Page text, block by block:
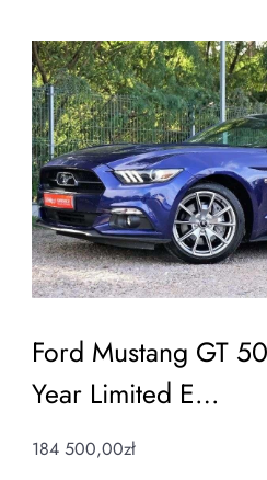
Ford Mustang GT
Year Limited E…
184 500,00zł